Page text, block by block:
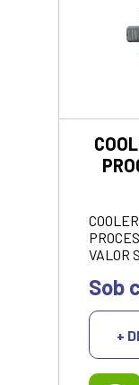
VALOR
Sob
+